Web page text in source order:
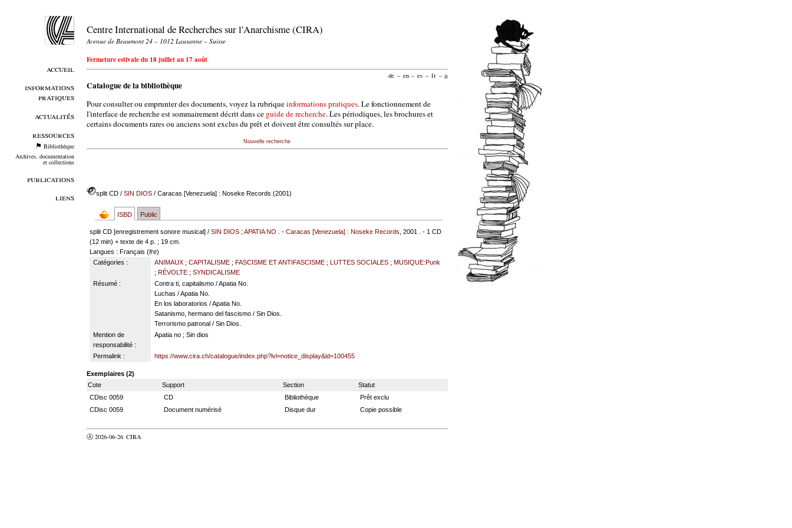
accueil
informations
pratiques
actualités
ressources
Bibliothèque
Archives, documentation
et collections
publications
liens
Centre International de Recherches sur l'Anarchisme (CIRA)
Avenue de Beaumont 24 – 1012 Lausanne – Suisse
Fermeture estivale du 18 juillet au 17 août
de – en – es – fr – it
Catalogue de la bibliothèque
Pour consulter ou emprunter des documents, voyez la rubriqueinformations pratiques. Le fonctionnement de
l'interface de recherche est sommairement décrit dans ce guide de recherche. Les périodiques, les brochures et
certains documents rares ou anciens sont exclus du prêt et doivent être consultés sur place.
Nouvelle recherche
split CD/ SIN DIOS/ Caracas [Venezuela] : Noseke Records (2001)
ISBD Public
split CD [enregistrement sonore musical] /SIN DIOS ;APATIA NO . -Caracas [Venezuela] : Noseke Records , 2001 . - 1 CD
(12 min) + texte de 4 p. ; 19 cm.
Langues : Français (fre)
Catégories :
ANIMAUX; CAPITALISME; FASCISME ET ANTIFASCISME; LUTTES SOCIALES; MUSIQUE:Punk
; RÉVOLTE; SYNDICALISME
Résumé :
Contra ti, capitalismo / Apatia No.
Luchas / Apatia No.
En los laboratorios / Apatia No.
Satanismo, hermano del fascismo / Sin Dios.
Terrorismo patronal / Sin Dios.
Mention de
responsabilité :
Apatia no ; Sin dios
Permalink : https://www.cira.ch/catalogue/index.php?lvl=notice_display&id=100455
Exemplaires (2)
Cote
Support Section
Statut
CDisc 0059
CD Bibliothèque
Prêt exclu
CDisc 0059
Document numérisé Disque dur Copie possible
Ⓐ 2026-06-26 CIRA